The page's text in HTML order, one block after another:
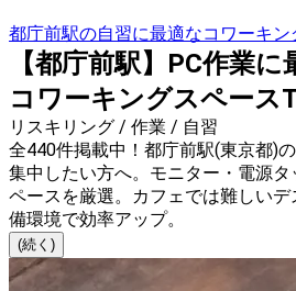
都庁前駅の自習に最適なコワーキン
【都庁前駅】PC作業
コワーキングスペース
リスキリング / 作業 / 自習
全440件掲載中！都庁前駅(東京都)
集中したい方へ。モニター・電源
ペースを厳選。カフェでは難しい
備環境で効率アップ。
(続く)